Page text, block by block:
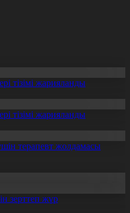
тізімі жарияланды
тізімі жарияланды
терапевт жолдамасы
зерттеп жүр